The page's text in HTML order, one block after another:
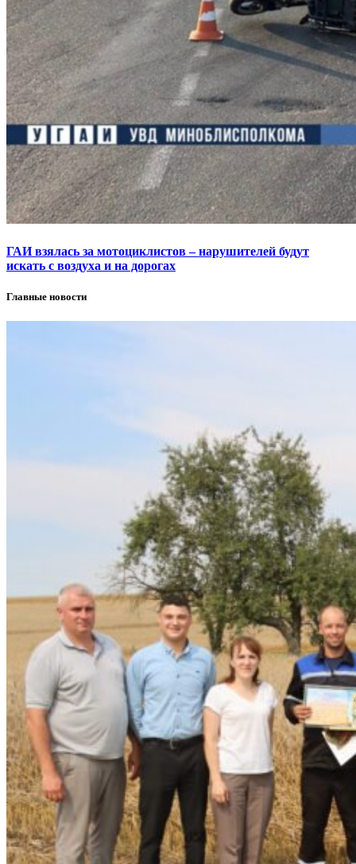
ГАИ взялась за мотоциклистов – нарушителей будут
искать с воздуха и на дорогах
Главные новости